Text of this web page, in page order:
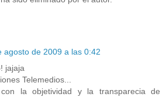
agosto de 2009 a las 0:42
jajaja
Telemedios...
la objetividad y la transparecia de